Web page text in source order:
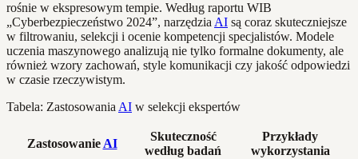
rośnie w ekspresowym tempie. Według raportu WIB
„Cyberbezpieczeństwo 2024”, narzędzia AI są coraz skuteczniejsze
w filtrowaniu, selekcji i ocenie kompetencji specjalistów. Modele
uczenia maszynowego analizują nie tylko formalne dokumenty, ale
również wzory zachowań, style komunikacji czy jakość odpowiedzi
w czasie rzeczywistym.
Tabela: Zastosowania AI w selekcji ekspertów
Zastosowanie AI
Skuteczność
według badań
Przykłady
wykorzystania